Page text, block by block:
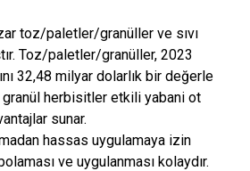
toz/paletler/granüller ve sıvı
Toz/paletler/granüller, 2023
32,48 milyar dolarlık bir değerle
herbisitler etkili yabani ot
sunar.
hassas uygulamaya izin
ve uygulanması kolaydır.